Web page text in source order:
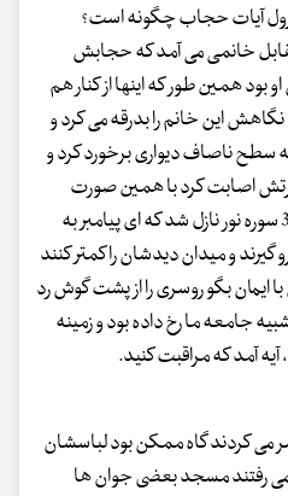
نزول آیات حجاب چگونه است؟
مقابل خانمی می آمد که حجابش
بود همین طور که اینها از کنار هم
این خانم را بدرقه می کرد و
سطح ناصاف دیواری برخورد کرد و
اصابت کرد با همین صورت
خونی نزد پیامبر آمد، آیات 30 و 31 سوره نور نازل شد که ای پیامبر به
و میدان دیدشان را کمتر کنند
ایمان بگو روسری را از پشت گوش رد
جامعه ما رخ داده بود و زمینه
آمد که مراقبت کنید.
می کردند گاه ممکن بود لباسشان
رفتند مسجد بعضی جوان ها